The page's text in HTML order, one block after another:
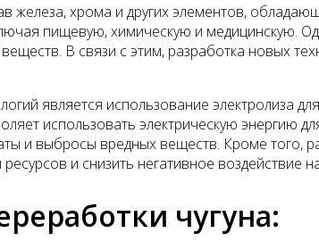
железа, хрома и других элементов,
пищевую, химическую и медицинскую.
В связи с этим, разработка новых
является использование электролиза
использовать электрическую
и выбросы вредных веществ. Кроме
и снизить негативное воздействие
чугуна: